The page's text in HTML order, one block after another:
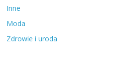
Inne
Moda
Zdrowie i uroda